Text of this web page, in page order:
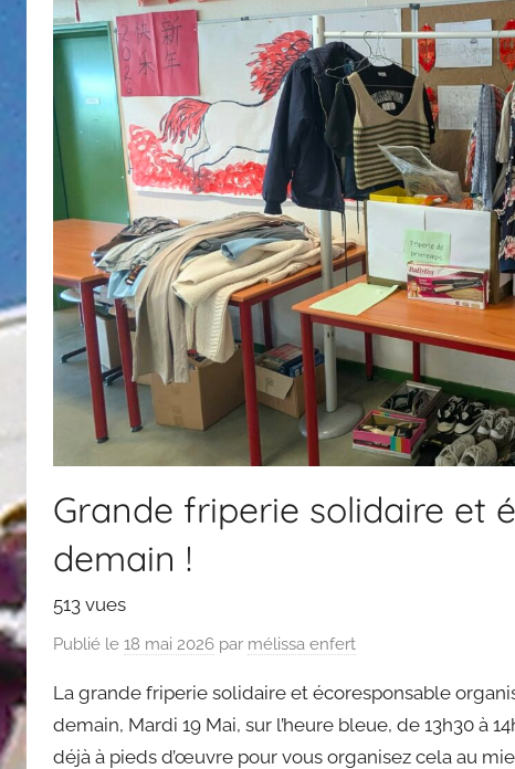
Grande friperie solidaire et
demain !
513 vues
Publié le 18 mai 2026 par mélissa enfert
La grande friperie solidaire et écoresponsable
demain, Mardi 19 Mai, sur l’heure bleue, de 13h30 à
déjà à pieds d’œuvre pour vous organisez cela au